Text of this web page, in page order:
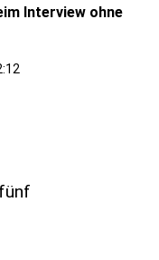
Interview ohne